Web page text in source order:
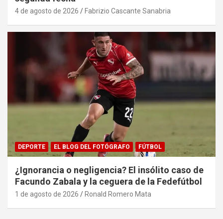
4 de agosto de 2026 Fabrizio Cascante Sanabria
DEPORTE EL BLOG DEL FOTÓGRAFO FÚTBOL
¿Ignorancia o negligencia? El insólito caso de
Facundo Zabala y la ceguera de la Fedefútbol
1 de agosto de 2026 Ronald Romero Mata